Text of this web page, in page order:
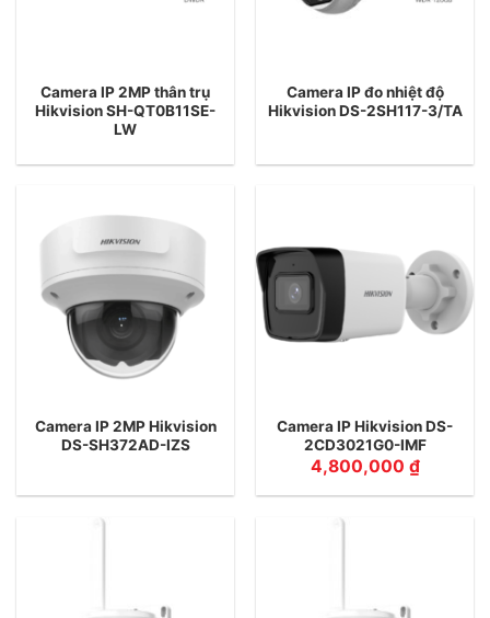
Camera IP 2MP thân trụ
Hikvision SH-QT0B11SE-
LW
Camera IP đo nhiệt độ
Hikvision DS-2SH117-3/TA
Camera IP 2MP Hikvision
DS-SH372AD-IZS
Camera IP Hikvision DS-
2CD3021G0-IMF
4,800,000 ₫